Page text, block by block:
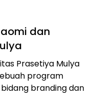
dan
Prasetiya Mulya
program
branding dan